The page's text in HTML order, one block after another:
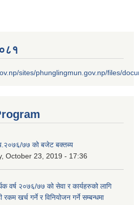
sites/phunglingmun.gov.np/files/
७७ को बजेट बक्तब्य
October 23, 2019 - 17:36
वर्ष २०७६/७७ को सेवा र कार्यहरुको लागि
खर्च गर्ने र विनियोजन गर्ने सम्बन्धमा